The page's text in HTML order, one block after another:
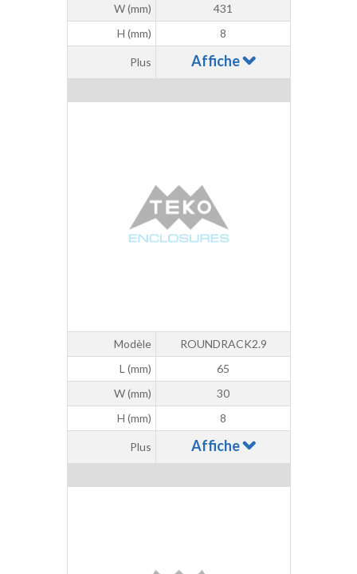
W (mm)
431
H (mm)
8
Plus Affiche
Modèle
ROUNDRACK2.9
L (mm)
65
W (mm)
30
H (mm)
8
Plus Affiche